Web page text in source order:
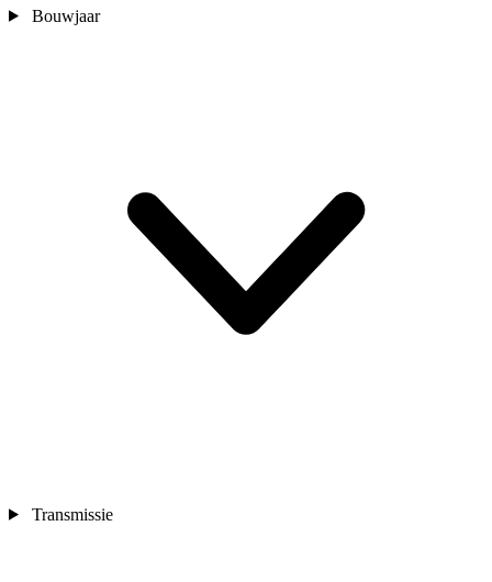
Bouwjaar
Transmissie